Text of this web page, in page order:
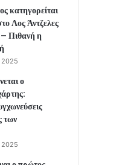
κατηγορείται
Λος Άντζελες
– Πιθανή η
2025
ο
των
2025